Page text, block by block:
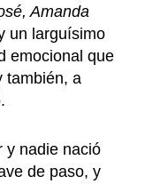
Amanda
un larguísimo
emocional que
también, a
y nadie nació
de paso, y